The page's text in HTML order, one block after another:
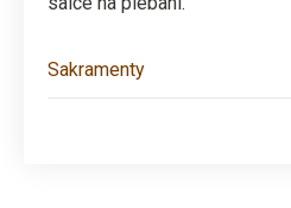
Sakramenty